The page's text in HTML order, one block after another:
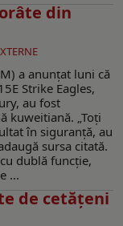
din
a anunțat luni că
Strike Eagles,
au fost
kuweitiană. „Toți
în siguranță, au
sursa citată.
dublă funcție,
...
de cetățeni